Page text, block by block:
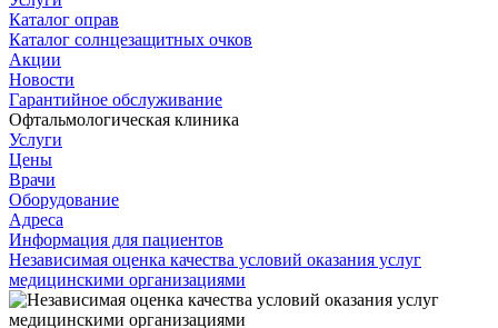
Каталог оправ
Каталог солнцезащитных очков
Акции
Новости
Гарантийное обслуживание
Офтальмологическая клиника
Услуги
Цены
Врачи
Оборудование
Адреса
Информация для пациентов
Независимая оценка качества условий оказания услуг
медицинскими организациями